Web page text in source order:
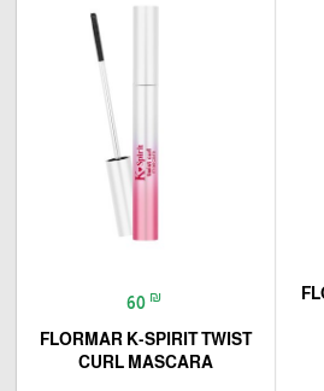
60 ₪
FLORMAR K-SPIRIT TWIST
CURL MASCARA